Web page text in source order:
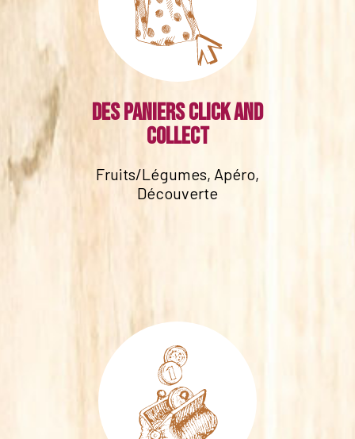
Des paniers click and
collect
Fruits/Légumes, Apéro,
Découverte